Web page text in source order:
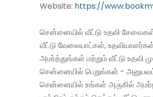
Website: https://
சென்னையில் வீட்டு உதவி
வீட்டு வேலையாட்கள்,
அமர்த்துங்கள் மற்றும் வீட்டு
சென்னையில் பெறுங்கள் -
சென்னையில் உங்கள் அருகில்